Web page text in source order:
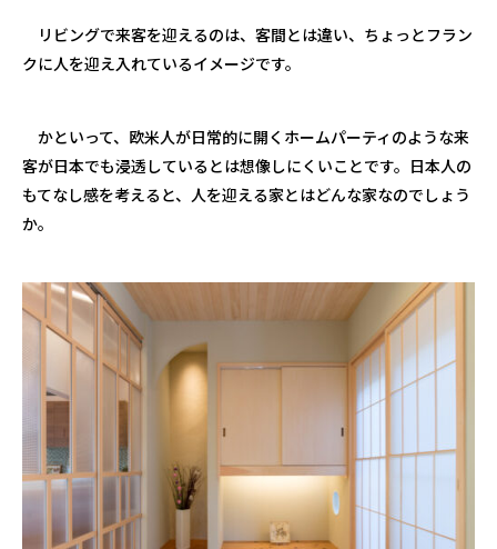
リビングで来客を迎えるのは、客間とは違い、ちょっとフラン
クに人を迎え入れているイメージです。
かといって、欧米人が日常的に開くホームパーティのような来
客が日本でも浸透しているとは想像しにくいことです。日本人の
もてなし感を考えると、人を迎える家とはどんな家なのでしょう
か。